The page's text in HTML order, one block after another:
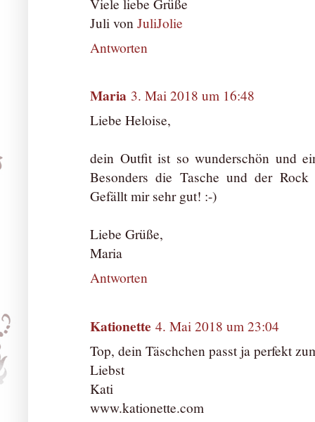
Viele liebe Grüße
Juli von JuliJolie
Antworten
Maria 3. Mai 2018 um 16:48
Liebe Heloise,
dein Outfit ist so wunderschön und
Besonders die Tasche und der Rock
Gefällt mir sehr gut! :-)
Liebe Grüße,
Maria
Antworten
Kationette 4. Mai 2018 um 23:04
Top, dein Täschchen passt ja perfekt
Liebst
Kati
www.kationette.com